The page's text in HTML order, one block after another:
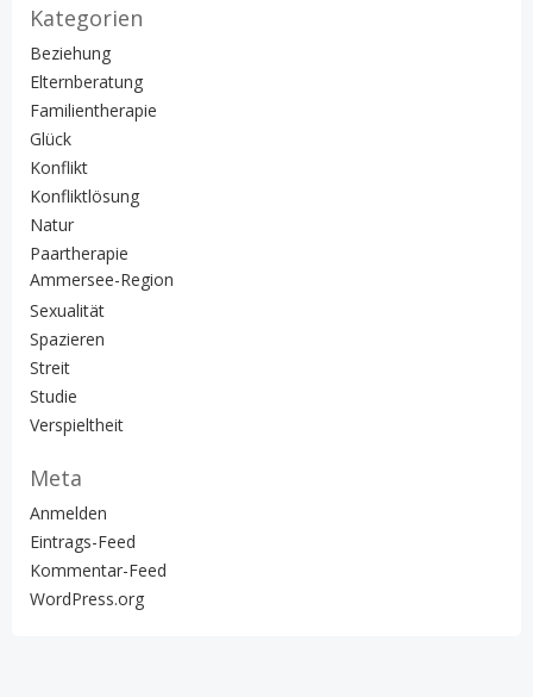
Kategorien
Beziehung
Elternberatung
Familientherapie
Glück
Konflikt
Konfliktlösung
Natur
Paartherapie
Ammersee-Region
Sexualität
Spazieren
Streit
Studie
Verspieltheit
Meta
Anmelden
Eintrags-Feed
Kommentar-Feed
WordPress.org